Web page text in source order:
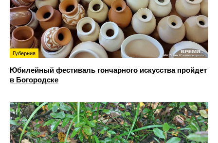
Губерния
Юбилейный фестиваль гончарного искусства пройдет
в Богородске